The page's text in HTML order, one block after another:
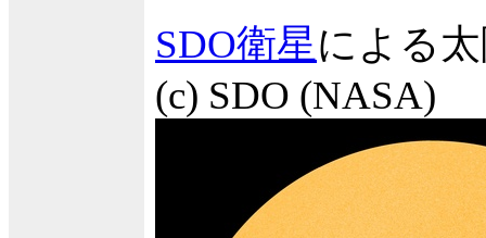
SDO衛星による
(c) SDO (NASA)